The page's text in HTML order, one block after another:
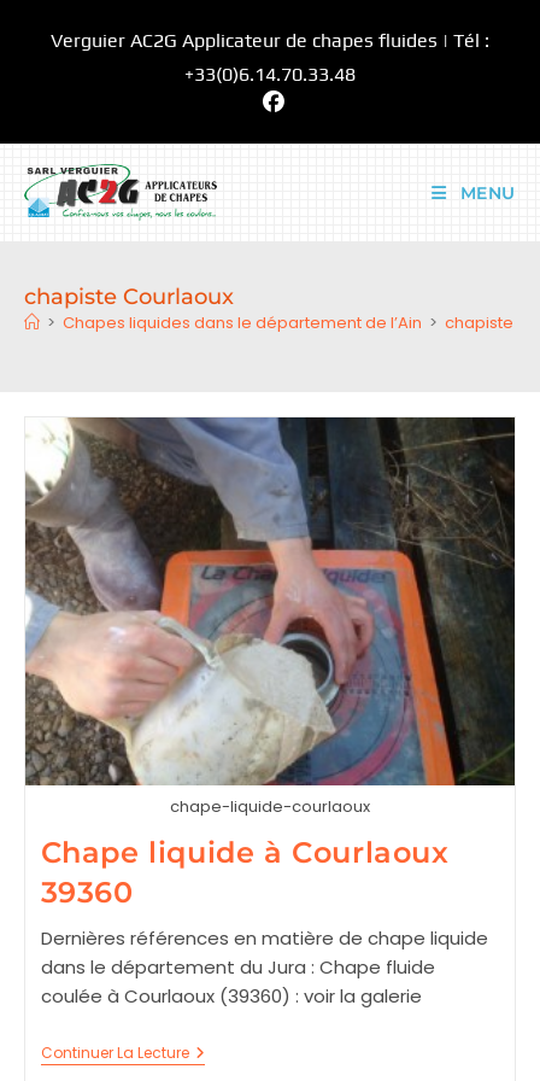
Verguier AC2G Applicateur de chapes fluides | Tél :
+33(0)6.14.70.33.48
MENU
chapiste Courlaoux
> Chapes liquides dans le département de l’Ain > chapiste
chape-liquide-courlaoux
Chape liquide à Courlaoux
39360
Dernières références en matière de chape liquide
dans le département du Jura : Chape fluide
coulée à Courlaoux (39360) : voir la galerie
Continuer La LectureChape
Liquide